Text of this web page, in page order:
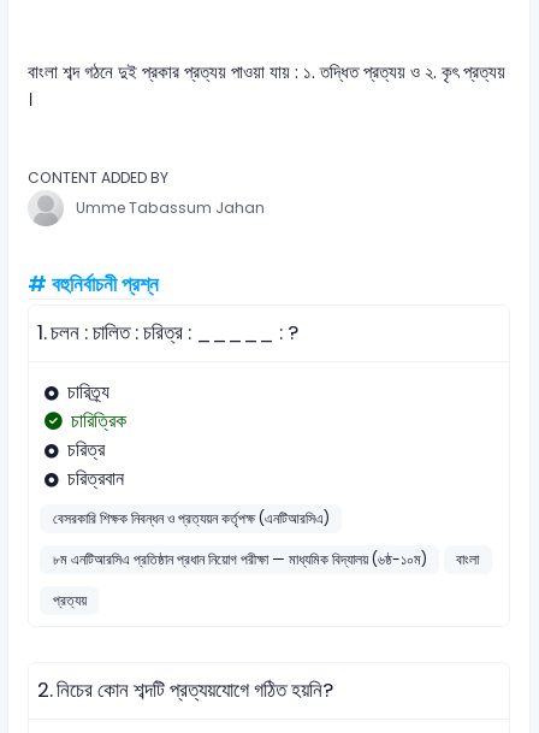
বাংলা শব্দ গঠনে দুই প্রকার প্রত্যয় পাওয়া যায় : ১. তদ্ধিত প্রত্যয় ও ২. কৃৎ প্রত্যয়
।
CONTENT ADDED BY
Umme Tabassum Jahan
# বহুনির্বাচনী প্রশ্ন
1.চলন : চালিত : চরিত্র : _____ : ?
চারিত্র্য
চারিত্রিক
চরিত্র
চরিত্রবান
বেসরকারি শিক্ষক নিবন্ধন ও প্রত্যয়ন কর্তৃপক্ষ (এনটিআরসিএ)
৮ম এনটিআরসিএ প্রতিষ্ঠান প্রধান নিয়োগ পরীক্ষা — মাধ্যমিক বিদ্যালয় (৬ষ্ঠ-১০ম)
বাংলা
প্রত্যয়
2.নিচের কোন শব্দটি প্রত্যয়যোগে গঠিত হয়নি?